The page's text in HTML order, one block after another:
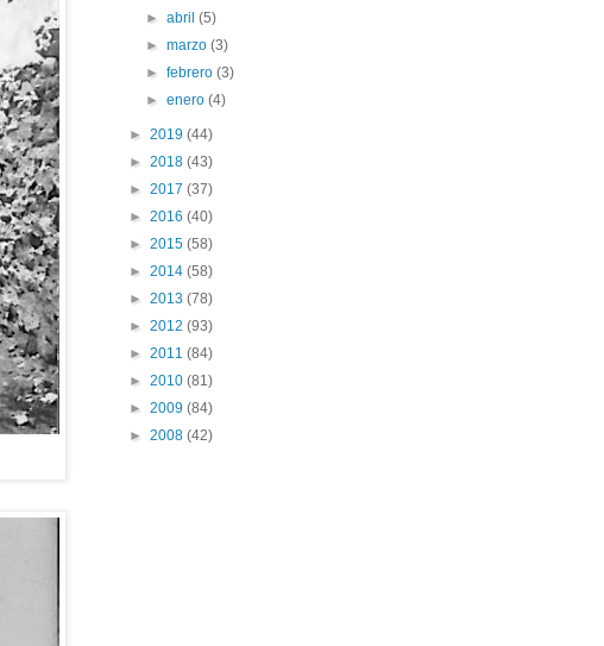
►abril(5)
►marzo(3)
►febrero(3)
►enero(4)
► 2019 (44)
► 2018 (43)
► 2017 (37)
► 2016 (40)
► 2015 (58)
► 2014 (58)
► 2013 (78)
► 2012 (93)
► 2011 (84)
► 2010 (81)
► 2009 (84)
► 2008 (42)